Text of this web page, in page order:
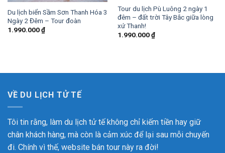
Du lịch biển Sầm Sơn Thanh Hóa 3
Ngày 2 Đêm – Tour đoàn
1.990.000₫
Tour du lịch Pù Luông 2 ngày 1
đêm – đất trời Tây Bắc giữa lòng
xứ Thanh!
1.990.000₫
VỀ DU LỊCH TỬ TẾ
Tôi tin rằng, làm du lịch tử tế không chỉ kiếm tiền hay giữ
chân khách hàng, mà còn là cảm xúc để lại sau mỗi chuyến
đi. Chính vì thế, website bán tour này ra đời!